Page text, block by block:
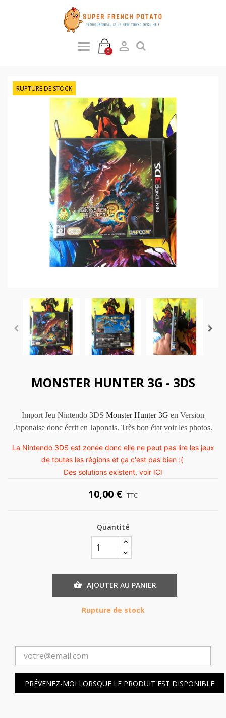
0 
RUPTURE DE STOCK
MONSTER HUNTER 3G - 3DS
Import Jeu Nintendo 3DS Monster Hunter 3G en Version
Japonaise donc écrit en Japonais. Très bon état voir les photos.
La Nintendo 3DS est zonée donc elle ne peut pas lire les jeux
de toutes les régions et ça c'est pas bien :(
Des solutions existent, voir ICI
10,00 € TTC
Quantité
 AJOUTER AU PANIER
Rupture de stock
PRÉVENEZ-MOI LORSQUE LE PRODUIT EST DISPONIBLE